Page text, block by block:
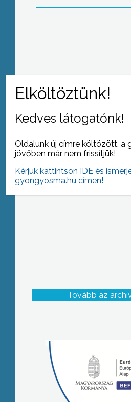
Megalakult a két
önkormányzat
Tovább az
Kedves látogatónk!
Oldalunk új címre költözött, a
jövőben már nem frissítjük!
Kérjük kattintson IDE és
gyongyosma.hu címen!